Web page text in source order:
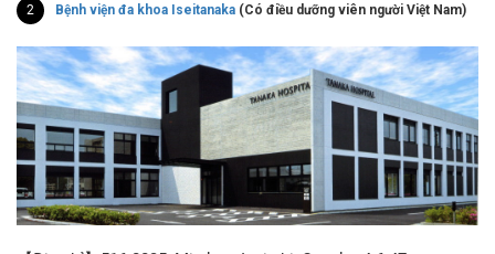
2 Bệnh viện đa khoa Iseitanaka (Có điều dưỡng viên người Việt Nam)